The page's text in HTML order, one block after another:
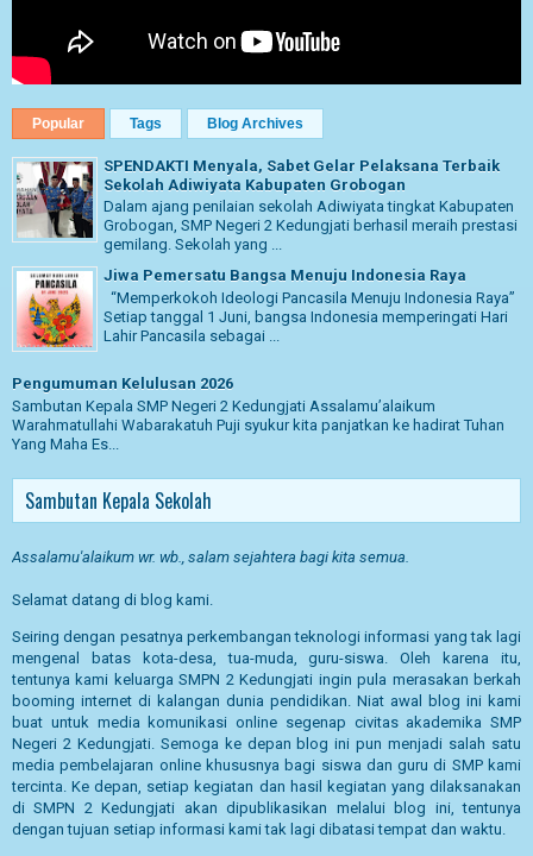
Popular Tags Blog Archives
SPENDAKTI Menyala, Sabet Gelar Pelaksana Terbaik
Sekolah Adiwiyata Kabupaten Grobogan
Dalam ajang penilaian sekolah Adiwiyata tingkat Kabupaten
Grobogan, SMP Negeri 2 Kedungjati berhasil meraih prestasi
gemilang. Sekolah yang ...
Jiwa Pemersatu Bangsa Menuju Indonesia Raya
“Memperkokoh Ideologi Pancasila Menuju Indonesia Raya”
Setiap tanggal 1 Juni, bangsa Indonesia memperingati Hari
Lahir Pancasila sebagai ...
Pengumuman Kelulusan 2026
Sambutan Kepala SMP Negeri 2 Kedungjati Assalamu’alaikum
Warahmatullahi Wabarakatuh Puji syukur kita panjatkan ke hadirat Tuhan
Yang Maha Es...
Sambutan Kepala Sekolah
Assalamu'alaikum wr. wb., salam sejahtera bagi kita semua.
Selamat datang di blog kami.
Seiring dengan pesatnya perkembangan teknologi informasi yang tak lagi
mengenal batas kota-desa, tua-muda, guru-siswa. Oleh karena itu,
tentunya kami keluarga SMPN 2 Kedungjati ingin pula merasakan berkah
booming internet di kalangan dunia pendidikan. Niat awal blog ini kami
buat untuk media komunikasi online segenap civitas akademika SMP
Negeri 2 Kedungjati. Semoga ke depan blog ini pun menjadi salah satu
media pembelajaran online khususnya bagi siswa dan guru di SMP kami
tercinta. Ke depan, setiap kegiatan dan hasil kegiatan yang dilaksanakan
di SMPN 2 Kedungjati akan dipublikasikan melalui blog ini, tentunya
dengan tujuan setiap informasi kami tak lagi dibatasi tempat dan waktu.